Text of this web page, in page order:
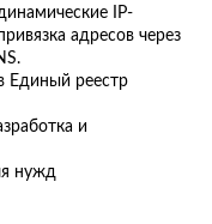
IP-
адресов через
Единый реестр
и
нужд